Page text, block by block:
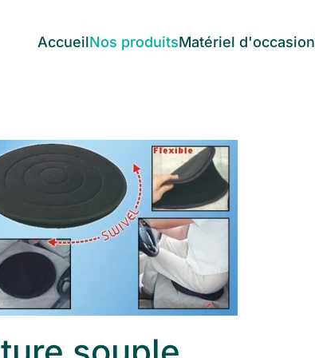
AccueilNos produitsMatériel d'occasion